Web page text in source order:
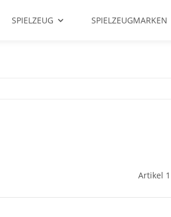
SPIELZEUG SPIELZEUGMARKEN
Artikel